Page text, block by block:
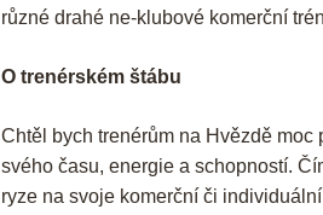
různé drahé ne-klubové komerční
O trenérském štábu
Chtěl bych trenérům na Hvězdě
svého času, energie a schopností.
ryze na svoje komerční či